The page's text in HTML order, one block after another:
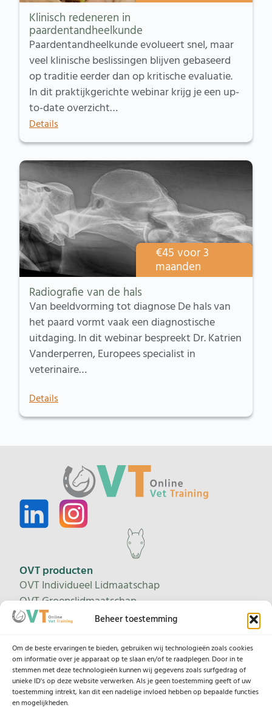
Beheer toestemming
Om de beste ervaringen te bieden, gebruiken wij technologieën zoals cookies
om informatie over je apparaat op te slaan en/of te raadplegen. Door in te
stemmen met deze technologieën kunnen wij gegevens zoals surfgedrag of
unieke ID's op deze website verwerken. Als je geen toestemming geeft of uw
toestemming intrekt, kan dit een nadelige invloed hebben op bepaalde functies
en mogelijkheden.
Klinisch redeneren in
paardentandheelkunde
Paardentandheelkunde evolueert snel, maar
veel klinische beslissingen blijven gebaseerd
op traditie eerder dan op kritische evaluatie.
In dit praktijkgerichte webinar krijg je een up-
to-date overzicht…
Details
€45 voor 3
maanden
Radiografie van de hals
Van beeldvorming tot diagnose De hals van
het paard vormt vaak een diagnostische
uitdaging. In dit webinar bespreekt Dr. Katrien
Vanderperren, Europees specialist in
veterinaire…
Details
OVT producten
OVT Individueel Lidmaatschap
OVT Groepslidmaatschap
Proeflidmaatschap
Help
Contacteer ons